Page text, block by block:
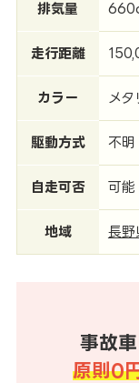
排気量
走行距離
カラー メタ
駆動方式 不明
自走可否 可能
地域 長野
事故
原則0